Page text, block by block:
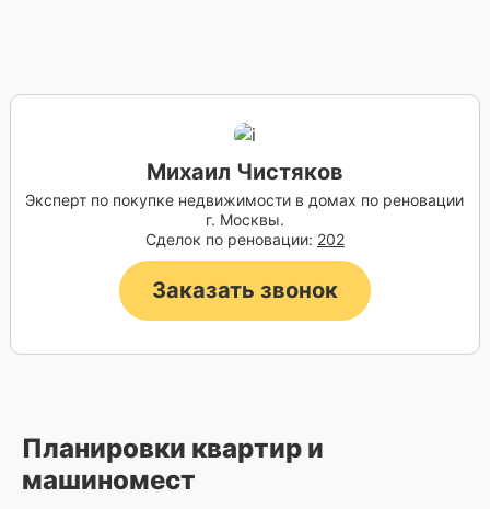
Михаил Чистяков
Эксперт по покупке недвижимости в домах по реновации
г. Москвы.
Сделок по реновации: 202
Заказать звонок
Планировки квартир и
машиномест